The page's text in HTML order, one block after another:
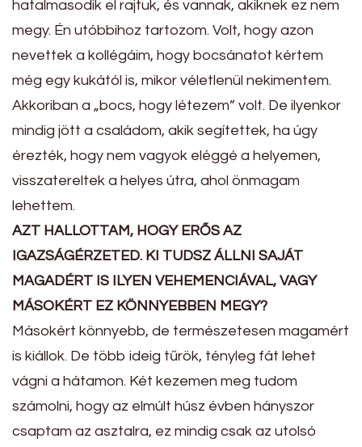
hatalmasodik el rajtuk, és vannak, akiknek ez nem
megy. Én utóbbihoz tartozom. Volt, hogy azon
nevettek a kollégáim, hogy bocsánatot kértem
még egy kukától is, mikor véletlenül nekimentem.
Akkoriban a „bocs, hogy létezem” volt. De ilyenkor
mindig jött a családom, akik segítettek, ha úgy
érezték, hogy nem vagyok eléggé a helyemen,
visszatereltek a helyes útra, ahol önmagam
lehettem.
AZT HALLOTTAM, HOGY ERŐS AZ
IGAZSÁGÉRZETED. KI TUDSZ ÁLLNI SAJÁT
MAGADÉRT IS ILYEN VEHEMENCIÁVAL, VAGY
MÁSOKÉRT EZ KÖNNYEBBEN MEGY?
Másokért könnyebb, de természetesen magamért
is kiállok. De több ideig tűrök, tényleg fát lehet
vágni a hátamon. Két kezemen meg tudom
számolni, hogy az elmúlt húsz évben hányszor
csaptam az asztalra, ez mindig csak az utolsó